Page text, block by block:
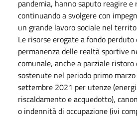
pandemia, hanno saputo reagire e
continuando a svolgere con
un grande lavoro sociale nel
Le risorse erogate a fondo
permanenza delle realtà sportive
comunale, anche a parziale ristoro
sostenute nel periodo primo
settembre 2021 per utenze
riscaldamento e acquedotto),
o indennità di occupazione (ivi